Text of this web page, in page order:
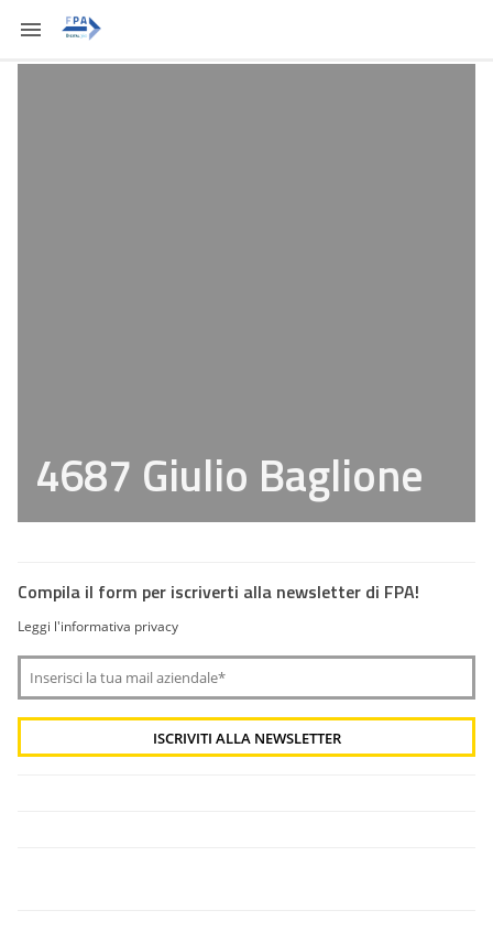
4687 Giulio Baglione
Compila il form per iscriverti alla newsletter di FPA!
Leggi l'informativa privacy